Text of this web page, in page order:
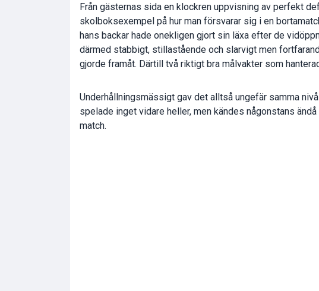
Från gästernas sida en klockren uppvisning av perfekt
skolboksexempel på hur man försvarar sig i en
hans backar hade onekligen gjort sin läxa efter de
därmed stabbigt, stillastående och slarvigt men
gjorde framåt. Därtill två riktigt bra målvakter som
Underhållningsmässigt gav det alltså ungefär samma
spelade inget vidare heller, men kändes någonstans
match.